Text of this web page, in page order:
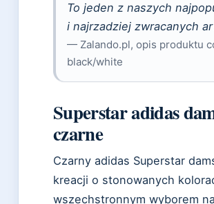
To jeden z naszych
i najrzadziej zwracanych
— Zalando.pl, opis produktu
black/white
Superstar adidas
czarne
Czarny adidas Superstar
kreacji o stonowanych
wszechstronnym wyborem